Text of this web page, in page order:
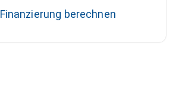
Finanzierung berechnen